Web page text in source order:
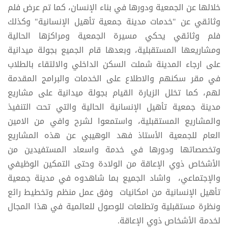
خلالها عن الجمعية ودورها في بناء الإنسان، كما تم عرض فلم
وثائقي عن "خدمات مدينة جمعية تأهيل الإنسانية" وكذلك
فلم وثائقي يحكي مسيرة الجمعية ومراكزها الحالية
ومشاريعها المستقبلية، وبعدها قام الجميع بجولة ميدانية
على ارجاء المدينة شملت السكن الداخلي والالتقاء بالطلاب
في مقر سكنهم والاطلاع على الخدمات والبرامج المقدمة
لهم، كما تخلل الزيارة القيام بجولة ميدانية على مشاريع
مدينة جمعية تأهيل الإنسانية الحالية والتي تحت التنفيذ
والمشاريع المستقبلية، واستمعوا لشرح وافي من الامين
العام للجمعية الأستاذ فهد الوهيبي عن هذه المشاريع
وتخصصاتها ودورها في خدمة واسعاد المستفيدين من
الأشخاص ذوي الإعاقة من الولادة وحتى التمكين الوظيفي
والإجتماعي، واشاد الجميع بما شاهدوه في مدينة جمعية
تأهيل الإنسانية من امكانيات وفق عمل منظم وتخطيط رائع
ونظرة مستقبلية وتطلعات للوصول للعالمية في هذا المجال
لخدمة الأشخاص ذوي الإعاقة.